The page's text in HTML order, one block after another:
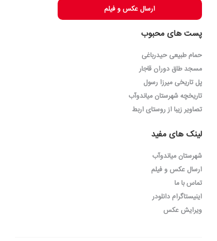
ارسال عکس و فیلم
پست های محبوب
حمام طبیعی حیدرباغی
مسجد طاق دوران قاجار
پل تاریخی میرزا رسول
تاریخچه شهرستان میاندوآب
تصاویر زیبا از روستای اربط
لینک های مفید
شهرستان میاندوآب
ارسال عکس و فیلم
تماس با ما
اینیستاگرام دانلودر
ویرایش عکس